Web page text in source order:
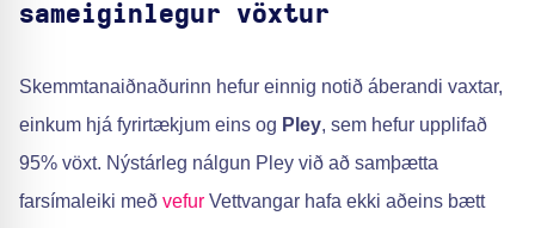
sameiginlegur vöxtur
Skemmtanaiðnaðurinn hefur einnig notið áberandi vaxtar,
einkum hjá fyrirtækjum eins og Pley, sem hefur upplifað
95% vöxt. Nýstárleg nálgun Pley við að samþætta
farsímaleiki með vefur Vettvangar hafa ekki aðeins bætt